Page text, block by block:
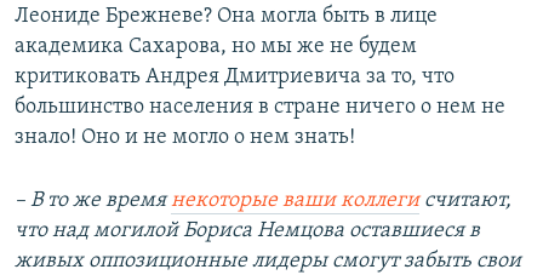
Леониде Брежневе? Она могла быть в лице
академика Сахарова, но мы же не будем
критиковать Андрея Дмитриевича за то, что
большинство населения в стране ничего о нем не
знало! Оно и не могло о нем знать!
– В то же времянекоторые ваши коллегисчитают,
что над могилой Бориса Немцова оставшиеся в
живых оппозиционные лидеры смогут забыть свои